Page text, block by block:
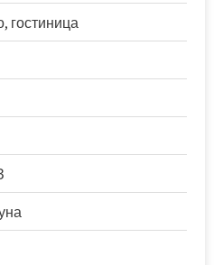
гостиница